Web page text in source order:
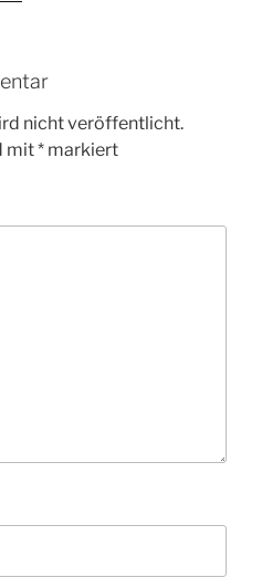
nicht veröffentlicht.
mit* markiert